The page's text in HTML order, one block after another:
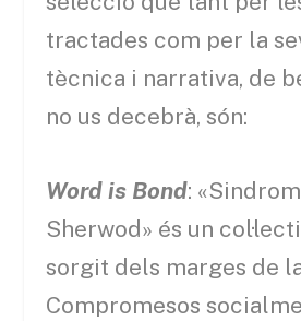
tractades com per la
tècnica i narrativa, de
no us decebrà, són:
Word is Bond:
Sherwod» és un
sorgit dels marges de
Compromesos